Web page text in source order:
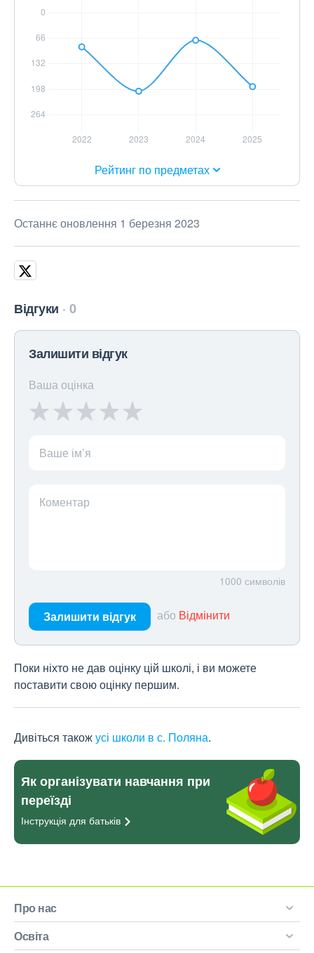
Рейтинг по предметах
Останнє оновлення 1 березня 2023
Відгуки 0
Залишити відгук
Ваша оцінка
Ваше ім’я
Коментар
1000 символів
Залишити відгук або Відмінити
Поки ніхто не дав оцінку цій школі, і ви можете
поставити свою оцінку першим.
Дивіться такожусі школи в с. Поляна.
Як організувати навчання при
переїзді
Інструкція для батьків
Про нас
Освіта